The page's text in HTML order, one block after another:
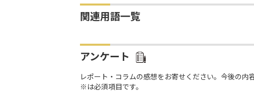
関連用語一覧
アンケート
レポート・コラムの感想をお寄せください。今後の内
※は必須項目です。